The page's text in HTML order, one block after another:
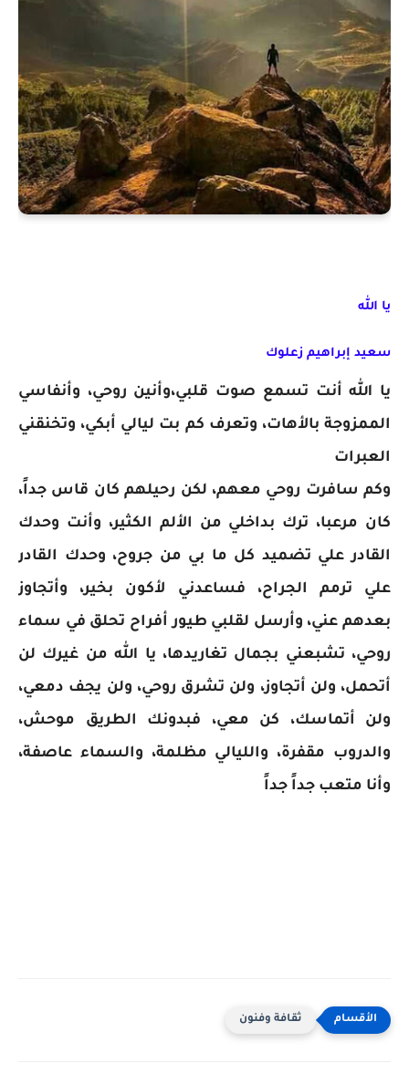
يا الله
سعيد إبراهيم زعلوك
يا الله أنت تسمع صوت قلبي،وأنين روحي، وأنفاسي
الممزوجة بالأهات، وتعرف كم بت ليالي أبكي، وتخنقني
العبرات
وكم سافرت روحي معهم، لكن رحيلهم كان قاس جداً،
كان مرعبا، ترك بداخلي من الألم الكثير، وأنت وحدك
القادر علي تضميد كل ما بي من جروح، وحدك القادر
علي ترمم الجراح، فساعدني لأكون بخير، وأتجاوز
بعدهم عني، وأرسل لقلبي طيور أفراح تحلق في سماء
روحي، تشبعني بجمال تغاريدها، يا الله من غيرك لن
أتحمل، ولن أتجاوز، ولن تشرق روحي، ولن يجف دمعي،
ولن أتماسك، كن معي، فبدونك الطريق موحش،
والدروب مقفرة، والليالي مظلمة، والسماء عاصفة،
وأنا متعب جداً جداً
ثقافة وفنون